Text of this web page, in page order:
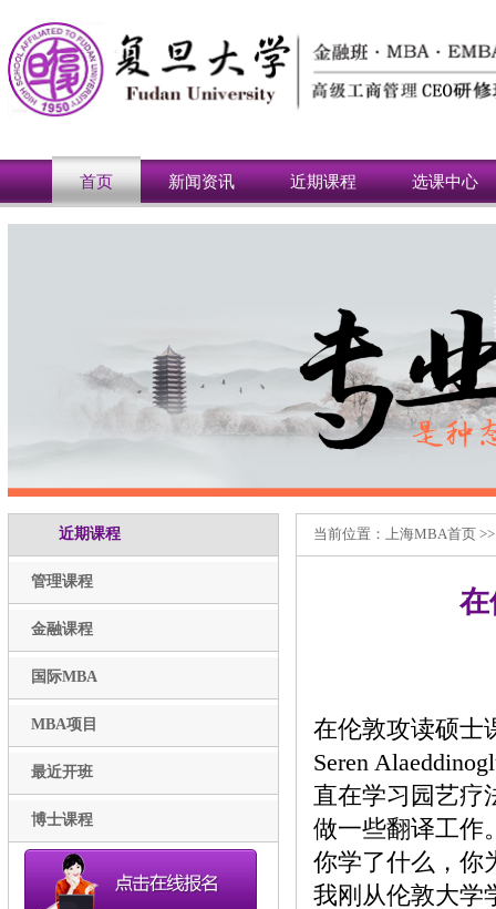
首页 新闻资讯 近期课程 选课中心
近期课程
管理课程
金融课程
国际MBA
MBA项目
最近开班
博士课程
当前位置： 上海MBA首页
在
在伦敦攻读硕士
Seren
直在学习园艺疗
做一些翻译工作
你学了什么，你
我刚从伦敦大学